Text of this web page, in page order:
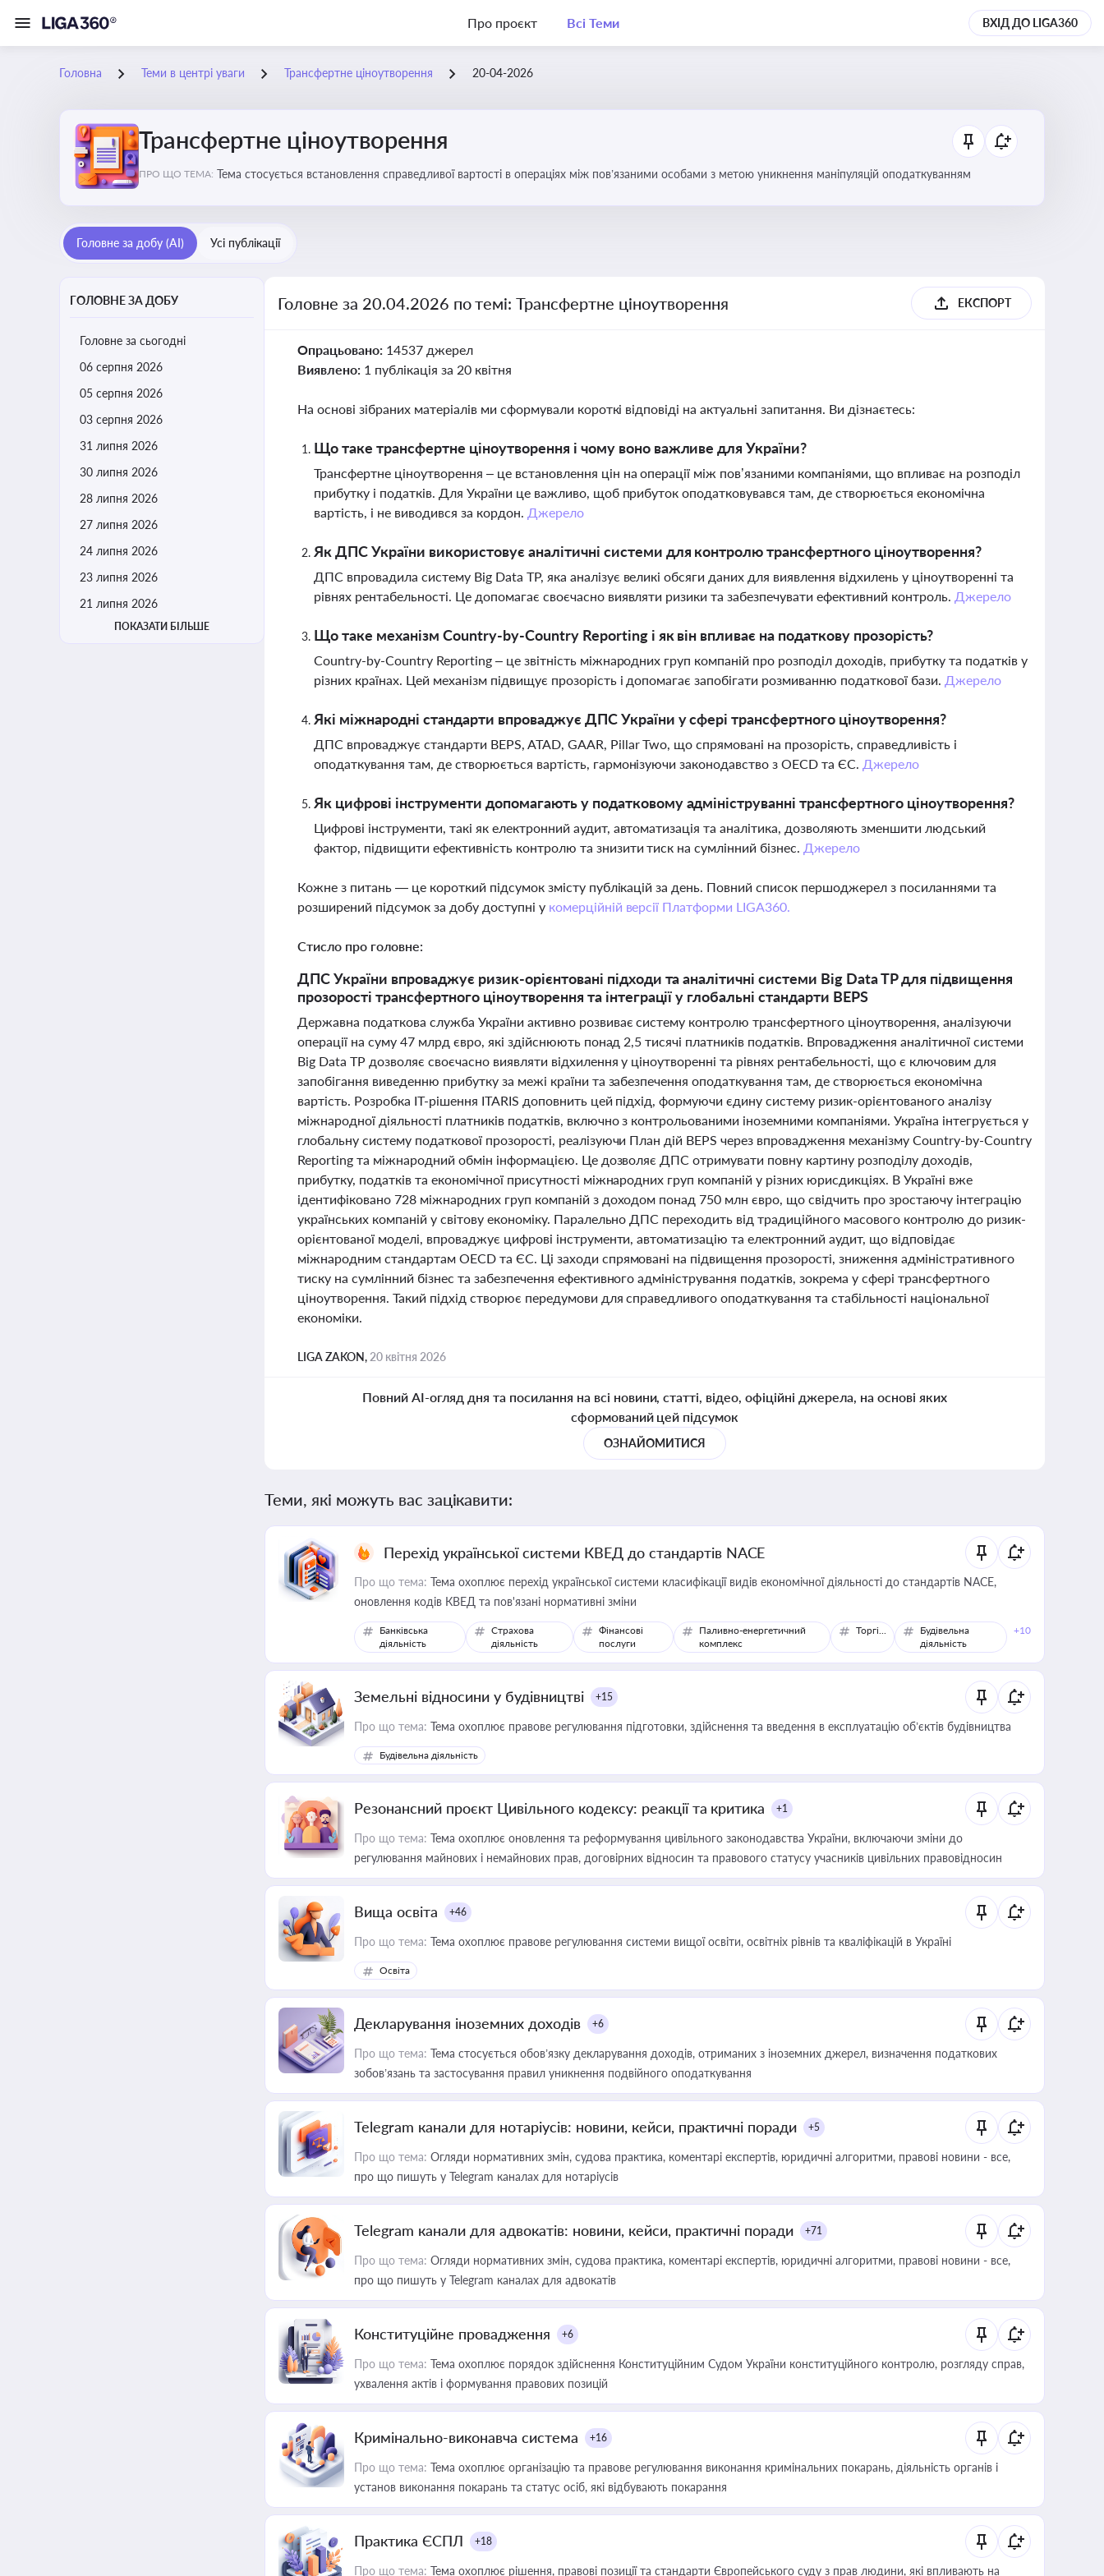
Про проєкт Всі Теми ВХІД ДО LIGA360
Головна Теми в центрі уваги Трансфертне ціноутворення 20-04-2026
Трансфертне ціноутворення
ПРО ЩО ТЕМА: Тема стосується встановлення справедливої вартості в операціях між пов’язаними особами з метою уникнення маніпуляцій оподаткуванням
Головне за добу (AI) Усі публікації
ГОЛОВНЕ ЗА ДОБУ
Головне за сьогодні
06 серпня 2026
05 серпня 2026
03 серпня 2026
31 липня 2026
30 липня 2026
28 липня 2026
27 липня 2026
24 липня 2026
23 липня 2026
21 липня 2026
ПОКАЗАТИ БІЛЬШЕ
Головне за 20.04.2026 по темі: Трансфертне ціноутворення ЕКСПОРТ
Опрацьовано: 14537 джерел
Виявлено: 1 публікація за 20 квітня
На основі зібраних матеріалів ми сформували короткі відповіді на актуальні запитання. Ви дізнаєтесь:
Що таке трансфертне ціноутворення і чому воно важливе для України?
Трансфертне ціноутворення – це встановлення цін на операції між пов’язаними компаніями, що впливає на розподіл
прибутку і податків. Для України це важливо, щоб прибуток оподатковувався там, де створюється економічна
вартість, і не виводився за кордон. Джерело
Як ДПС України використовує аналітичні системи для контролю трансфертного ціноутворення?
ДПС впровадила систему Big Data TP, яка аналізує великі обсяги даних для виявлення відхилень у ціноутворенні та
рівнях рентабельності. Це допомагає своєчасно виявляти ризики та забезпечувати ефективний контроль. Джерело
Що таке механізм Country-by-Country Reporting і як він впливає на податкову прозорість?
Country-by-Country Reporting – це звітність міжнародних груп компаній про розподіл доходів, прибутку та податків у
різних країнах. Цей механізм підвищує прозорість і допомагає запобігати розмиванню податкової бази. Джерело
Які міжнародні стандарти впроваджує ДПС України у сфері трансфертного ціноутворення?
ДПС впроваджує стандарти BEPS, ATAD, GAAR, Pillar Two, що спрямовані на прозорість, справедливість і
оподаткування там, де створюється вартість, гармонізуючи законодавство з OECD та ЄС. Джерело
Як цифрові інструменти допомагають у податковому адмініструванні трансфертного ціноутворення?
Цифрові інструменти, такі як електронний аудит, автоматизація та аналітика, дозволяють зменшити людський
фактор, підвищити ефективність контролю та знизити тиск на сумлінний бізнес. Джерело
Кожне з питань — це короткий підсумок змісту публікацій за день. Повний список першоджерел з посиланнями та
розширений підсумок за добу доступні у комерційній версії Платформи LIGA360.
Стисло про головне:
ДПС України впроваджує ризик-орієнтовані підходи та аналітичні системи Big Data TP для підвищення
прозорості трансфертного ціноутворення та інтеграції у глобальні стандарти BEPS
Державна податкова служба України активно розвиває систему контролю трансфертного ціноутворення, аналізуючи
операції на суму 47 млрд євро, які здійснюють понад 2,5 тисячі платників податків. Впровадження аналітичної системи
Big Data TP дозволяє своєчасно виявляти відхилення у ціноутворенні та рівнях рентабельності, що є ключовим для
запобігання виведенню прибутку за межі країни та забезпечення оподаткування там, де створюється економічна
вартість. Розробка IT-рішення ITARIS доповнить цей підхід, формуючи єдину систему ризик-орієнтованого аналізу
міжнародної діяльності платників податків, включно з контрольованими іноземними компаніями. Україна інтегрується у
глобальну систему податкової прозорості, реалізуючи План дій BEPS через впровадження механізму Country-by-Country
Reporting та міжнародний обмін інформацією. Це дозволяє ДПС отримувати повну картину розподілу доходів,
прибутку, податків та економічної присутності міжнародних груп компаній у різних юрисдикціях. В Україні вже
ідентифіковано 728 міжнародних груп компаній з доходом понад 750 млн євро, що свідчить про зростаючу інтеграцію
українських компаній у світову економіку. Паралельно ДПС переходить від традиційного масового контролю до ризик-
орієнтованої моделі, впроваджує цифрові інструменти, автоматизацію та електронний аудит, що відповідає
міжнародним стандартам OECD та ЄС. Ці заходи спрямовані на підвищення прозорості, зниження адміністративного
тиску на сумлінний бізнес та забезпечення ефективного адміністрування податків, зокрема у сфері трансфертного
ціноутворення. Такий підхід створює передумови для справедливого оподаткування та стабільності національної
економіки.
LIGA ZAKON, 20 квітня 2026
Повний AI-огляд дня та посилання на всі новини, статті, відео, офіційні джерела, на основі яких
сформований цей підсумок
ОЗНАЙОМИТИСЯ
Теми, які можуть вас зацікавити:
Перехід української системи КВЕД до стандартів NACE
Про що тема: Тема охоплює перехід української системи класифікації видів економічної діяльності до стандартів NACE,
оновлення кодів КВЕД та пов'язані нормативні зміни
Банківська
діяльність
Страхова
діяльність
Фінансові
послуги
Паливно-енергетичний
комплекс
Торгівля
Будівельна
діяльність
+10
Земельні відносини у будівництві +15
Про що тема: Тема охоплює правове регулювання підготовки, здійснення та введення в експлуатацію об’єктів будівництва
Будівельна діяльність
Резонансний проєкт Цивільного кодексу: реакції та критика +1
Про що тема: Тема охоплює оновлення та реформування цивільного законодавства України, включаючи зміни до
регулювання майнових і немайнових прав, договірних відносин та правового статусу учасників цивільних правовідносин
Вища освіта +46
Про що тема: Тема охоплює правове регулювання системи вищої освіти, освітніх рівнів та кваліфікацій в Україні
Освіта
Декларування іноземних доходів +6
Про що тема: Тема стосується обов’язку декларування доходів, отриманих з іноземних джерел, визначення податкових
зобов’язань та застосування правил уникнення подвійного оподаткування
Telegram канали для нотаріусів: новини, кейси, практичні поради +5
Про що тема: Огляди нормативних змін, судова практика, коментарі експертів, юридичні алгоритми, правові новини - все,
про що пишуть у Telegram каналах для нотаріусів
Telegram канали для адвокатів: новини, кейси, практичні поради +71
Про що тема: Огляди нормативних змін, судова практика, коментарі експертів, юридичні алгоритми, правові новини - все,
про що пишуть у Telegram каналах для адвокатів
Конституційне провадження +6
Про що тема: Тема охоплює порядок здійснення Конституційним Судом України конституційного контролю, розгляду справ,
ухвалення актів і формування правових позицій
Кримінально-виконавча система +16
Про що тема: Тема охоплює організацію та правове регулювання виконання кримінальних покарань, діяльність органів і
установ виконання покарань та статус осіб, які відбувають покарання
Практика ЄСПЛ +18
Про що тема: Тема охоплює рішення, правові позиції та стандарти Європейського суду з прав людини, які впливають на